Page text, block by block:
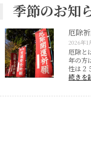
季節のお知
厄除
2026年1
厄除と
年の方
性は２
続きを